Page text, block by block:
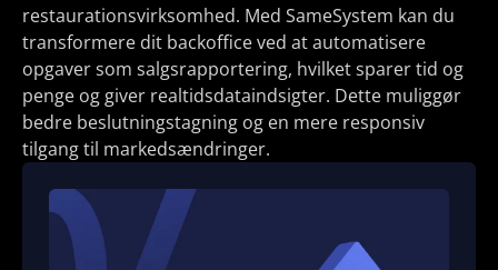
restaurationsvirksomhed. Med SameSystem kan du
transformere dit backoffice ved at automatisere
opgaver som salgsrapportering, hvilket sparer tid og
penge og giver realtidsdataindsigter. Dette muliggør
bedre beslutningstagning og en mere responsiv
tilgang til markedsændringer.